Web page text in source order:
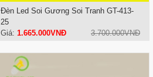
Đèn Led Soi Gương Soi Tranh GT-413-
25
Giá: 1.665.000VNĐ 3.700.000VNĐ